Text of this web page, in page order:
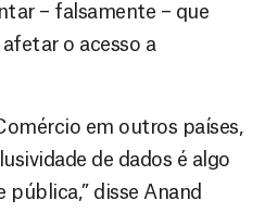
– falsamente – que
o acesso a
em outros países,
de dados é algo
pública,” disse Anand